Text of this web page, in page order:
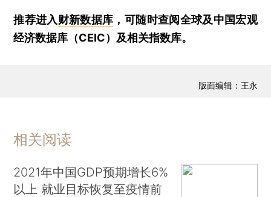
推荐进入财新数据库 ，可随时查阅全球及中国宏观
经济数据库（CEIC）及相关指数库。
版面编辑：王永
相关阅读
2021年中国GDP预期增长6%
以上 就业目标恢复至疫情前